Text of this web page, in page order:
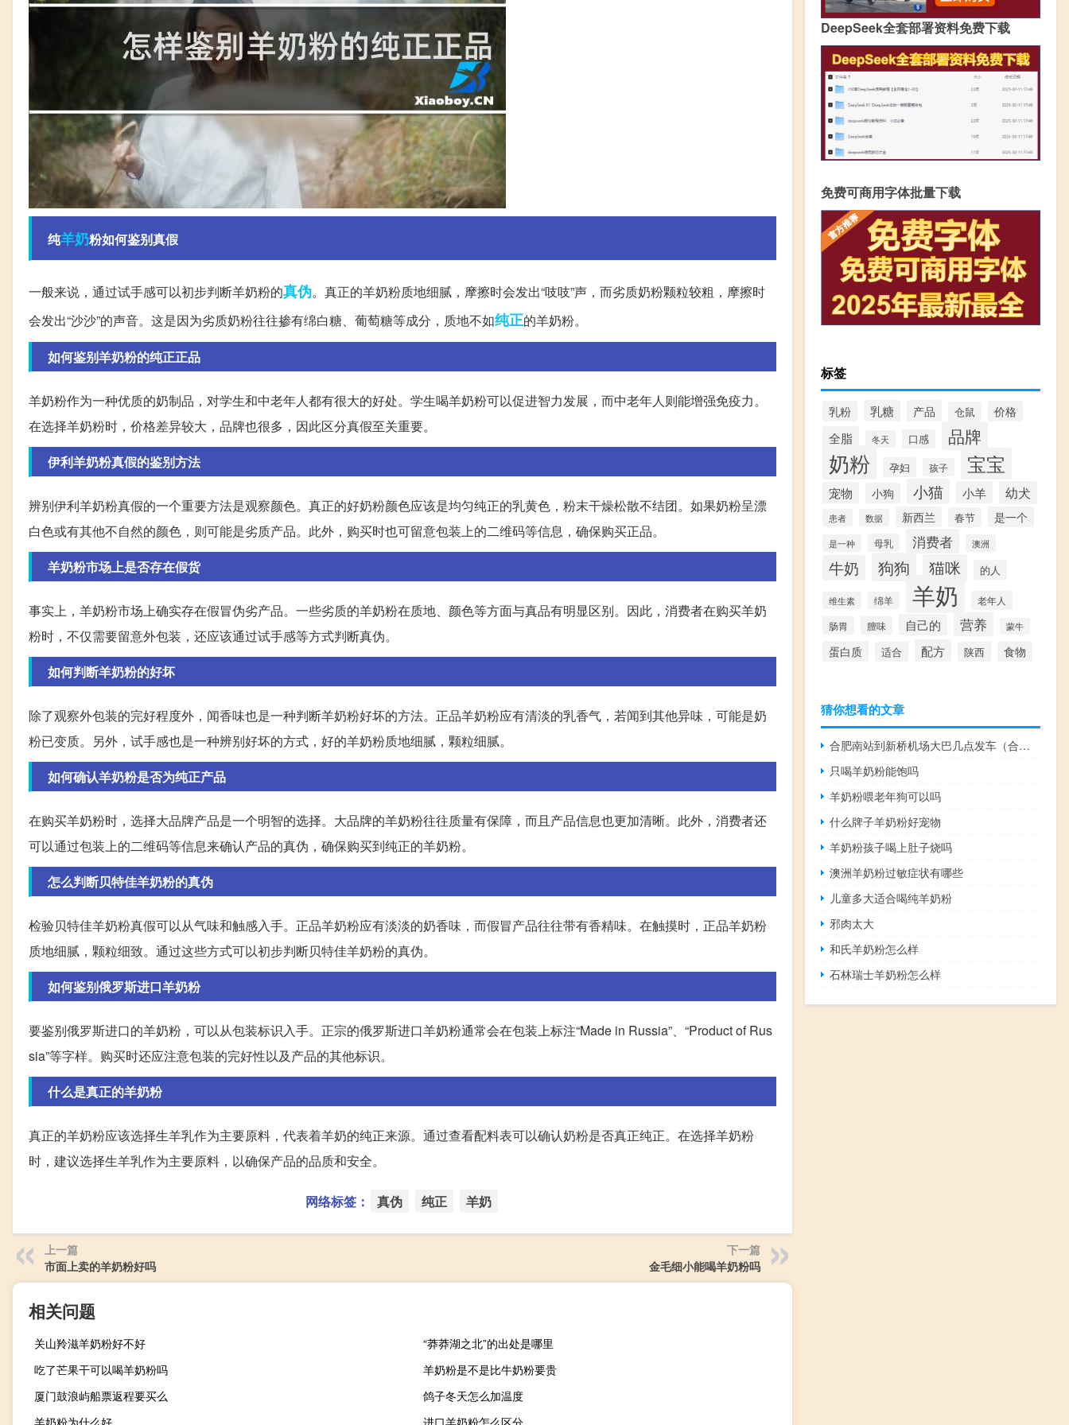
纯羊奶粉如何鉴别真假
一般来说，通过试手感可以初步判断羊奶粉的真伪。真正的羊奶粉质地细腻，摩擦时会发出“吱吱”声，而劣质奶粉颗粒较粗，摩擦时
会发出“沙沙”的声音。这是因为劣质奶粉往往掺有绵白糖、葡萄糖等成分，质地不如纯正的羊奶粉。
如何鉴别羊奶粉的纯正正品
羊奶粉作为一种优质的奶制品，对学生和中老年人都有很大的好处。学生喝羊奶粉可以促进智力发展，而中老年人则能增强免疫力。
在选择羊奶粉时，价格差异较大，品牌也很多，因此区分真假至关重要。
伊利羊奶粉真假的鉴别方法
辨别伊利羊奶粉真假的一个重要方法是观察颜色。真正的好奶粉颜色应该是均匀纯正的乳黄色，粉末干燥松散不结团。如果奶粉呈漂
白色或有其他不自然的颜色，则可能是劣质产品。此外，购买时也可留意包装上的二维码等信息，确保购买正品。
羊奶粉市场上是否存在假货
事实上，羊奶粉市场上确实存在假冒伪劣产品。一些劣质的羊奶粉在质地、颜色等方面与真品有明显区别。因此，消费者在购买羊奶
粉时，不仅需要留意外包装，还应该通过试手感等方式判断真伪。
如何判断羊奶粉的好坏
除了观察外包装的完好程度外，闻香味也是一种判断羊奶粉好坏的方法。正品羊奶粉应有清淡的乳香气，若闻到其他异味，可能是奶
粉已变质。另外，试手感也是一种辨别好坏的方式，好的羊奶粉质地细腻，颗粒细腻。
如何确认羊奶粉是否为纯正产品
在购买羊奶粉时，选择大品牌产品是一个明智的选择。大品牌的羊奶粉往往质量有保障，而且产品信息也更加清晰。此外，消费者还
可以通过包装上的二维码等信息来确认产品的真伪，确保购买到纯正的羊奶粉。
怎么判断贝特佳羊奶粉的真伪
检验贝特佳羊奶粉真假可以从气味和触感入手。正品羊奶粉应有淡淡的奶香味，而假冒产品往往带有香精味。在触摸时，正品羊奶粉
质地细腻，颗粒细致。通过这些方式可以初步判断贝特佳羊奶粉的真伪。
如何鉴别俄罗斯进口羊奶粉
要鉴别俄罗斯进口的羊奶粉，可以从包装标识入手。正宗的俄罗斯进口羊奶粉通常会在包装上标注“Made in Russia”、“Product of Rus
sia”等字样。购买时还应注意包装的完好性以及产品的其他标识。
什么是真正的羊奶粉
真正的羊奶粉应该选择生羊乳作为主要原料，代表着羊奶的纯正来源。通过查看配料表可以确认奶粉是否真正纯正。在选择羊奶粉
时，建议选择生羊乳作为主要原料，以确保产品的品质和安全。
网络标签： 真伪 纯正 羊奶
上一篇
市面上卖的羊奶粉好吗
下一篇
金毛细小能喝羊奶粉吗
相关问题
关山羚滋羊奶粉好不好
“莽莽湖之北”的出处是哪里
吃了芒果干可以喝羊奶粉吗
羊奶粉是不是比牛奶粉要贵
厦门鼓浪屿船票返程要买么
鸽子冬天怎么加温度
DeepSeek全套部署资料免费下载
免费可商用字体批量下载
标签
乳粉 乳糖 产品 仓鼠 价格
全脂 冬天 口感 品牌
奶粉 孕妇 孩子 宝宝
宠物 小狗 小猫 小羊 幼犬
患者 数据 新西兰 春节 是一个
是一种 母乳 消费者 澳洲
牛奶 狗狗 猫咪 的人
维生素 绵羊 羊奶 老年人
肠胃 膻味 自己的 营养 蒙牛
蛋白质 适合 配方 陕西 食物
猜你想看的文章
合肥南站到新桥机场大巴几点发车（合肥南站到新桥机场大巴时刻表）
只喝羊奶粉能饱吗
羊奶粉喂老年狗可以吗
什么牌子羊奶粉好宠物
羊奶粉孩子喝上肚子烧吗
澳洲羊奶粉过敏症状有哪些
儿童多大适合喝纯羊奶粉
邪肉太大
和氏羊奶粉怎么样
石林瑞士羊奶粉怎么样